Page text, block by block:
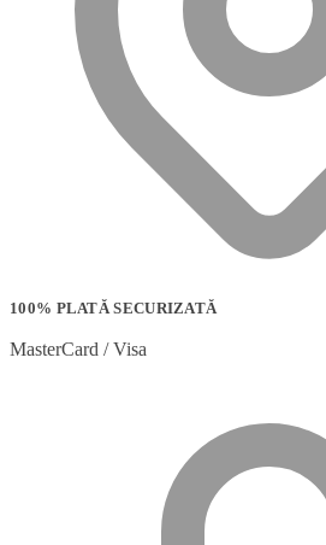
100% PLATĂ SECURIZATĂ
MasterCard / Visa